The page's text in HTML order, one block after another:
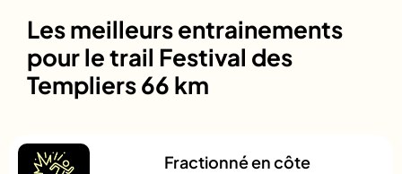
Les meilleurs entrainements
pour le trail Festival des
Templiers 66 km
Fractionné en côte